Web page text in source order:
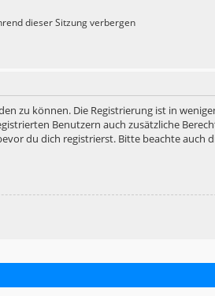
dieser Sitzung verbergen
zu können. Die Registrierung ist in
Benutzern auch zusätzliche
du dich registrierst. Bitte beachte auch